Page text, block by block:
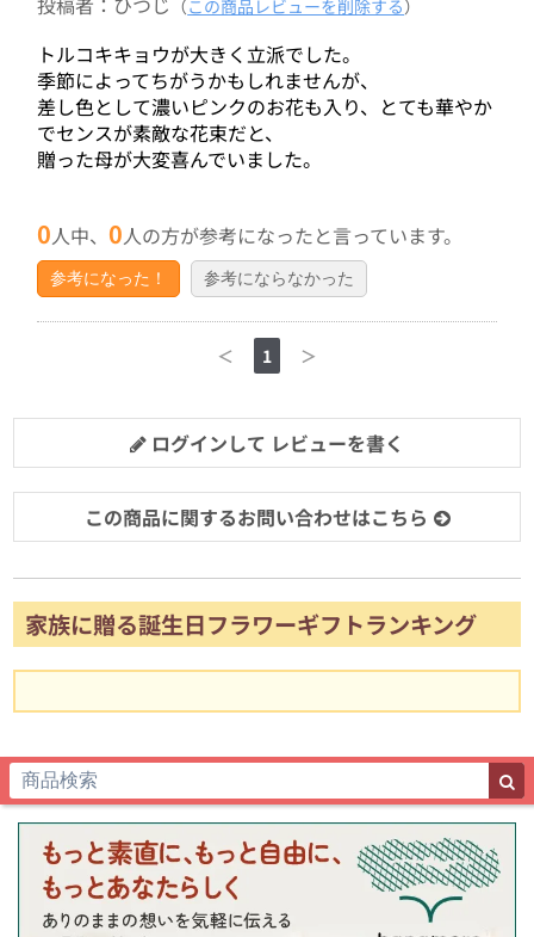
（この商品レビューを削除する）
トルコキキョウが大きく立派でした。
季節によってちがうかもしれませんが、
差し色として濃いピンクのお花も入り、とても華やか
でセンスが素敵な花束だと、
贈った母が大変喜んでいました。
0人中、0人の方が参考になったと言っています。
参考になった！ 参考にならなかった
＜ 1 ＞
ログインして レビューを書く
この商品に関するお問い合わせはこちら
家族に贈る誕生日フラワーギフトランキング